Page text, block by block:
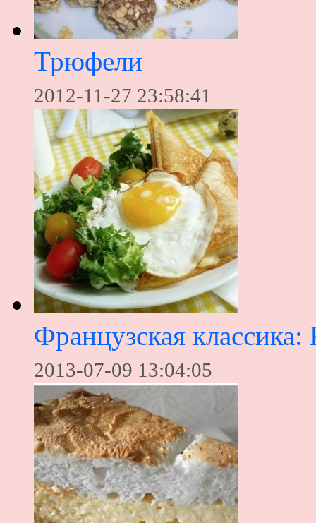
Трюфели
2012-11-27 23:58:41
Французская
2013-07-09 13:04:05